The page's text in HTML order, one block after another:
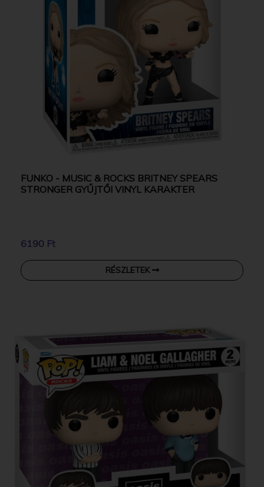
FUNKO - MUSIC & ROCKS BRITNEY SPEARS
STRONGER GYŰJTŐI VINYL KARAKTER
6190 Ft
RÉSZLETEK